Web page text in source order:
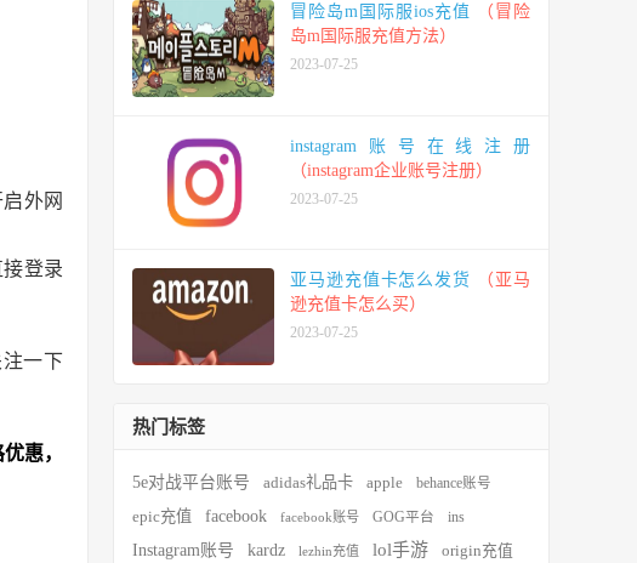
外网
登录
一下
惠，
冒险岛m国际服ios充值
（冒险
岛m国际服充值方法）
2023-07-25
instagram账号在线注册
（instagram企业账号注册）
2023-07-25
亚马逊充值卡怎么发货
（亚马
逊充值卡怎么买）
2023-07-25
热门标签
5e对战平台账号 adidas礼品卡 apple behance账号
epic充值 facebook facebook账号 GOG平台 ins
Instagram账号 kardz lezhin充值 lol手游 origin充值